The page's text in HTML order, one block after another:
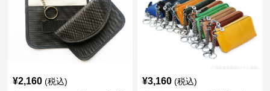
¥2,160 (税込) ¥3,160 (税込)